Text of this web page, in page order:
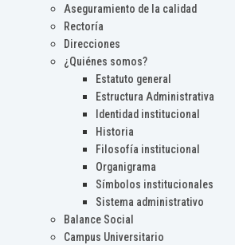
Aseguramiento de la calidad
Rectoría
Direcciones
¿Quiénes somos?
Estatuto general
Estructura Administrativa
Identidad institucional
Historia
Filosofía institucional
Organigrama
Símbolos institucionales
Sistema administrativo
Balance Social
Campus Universitario